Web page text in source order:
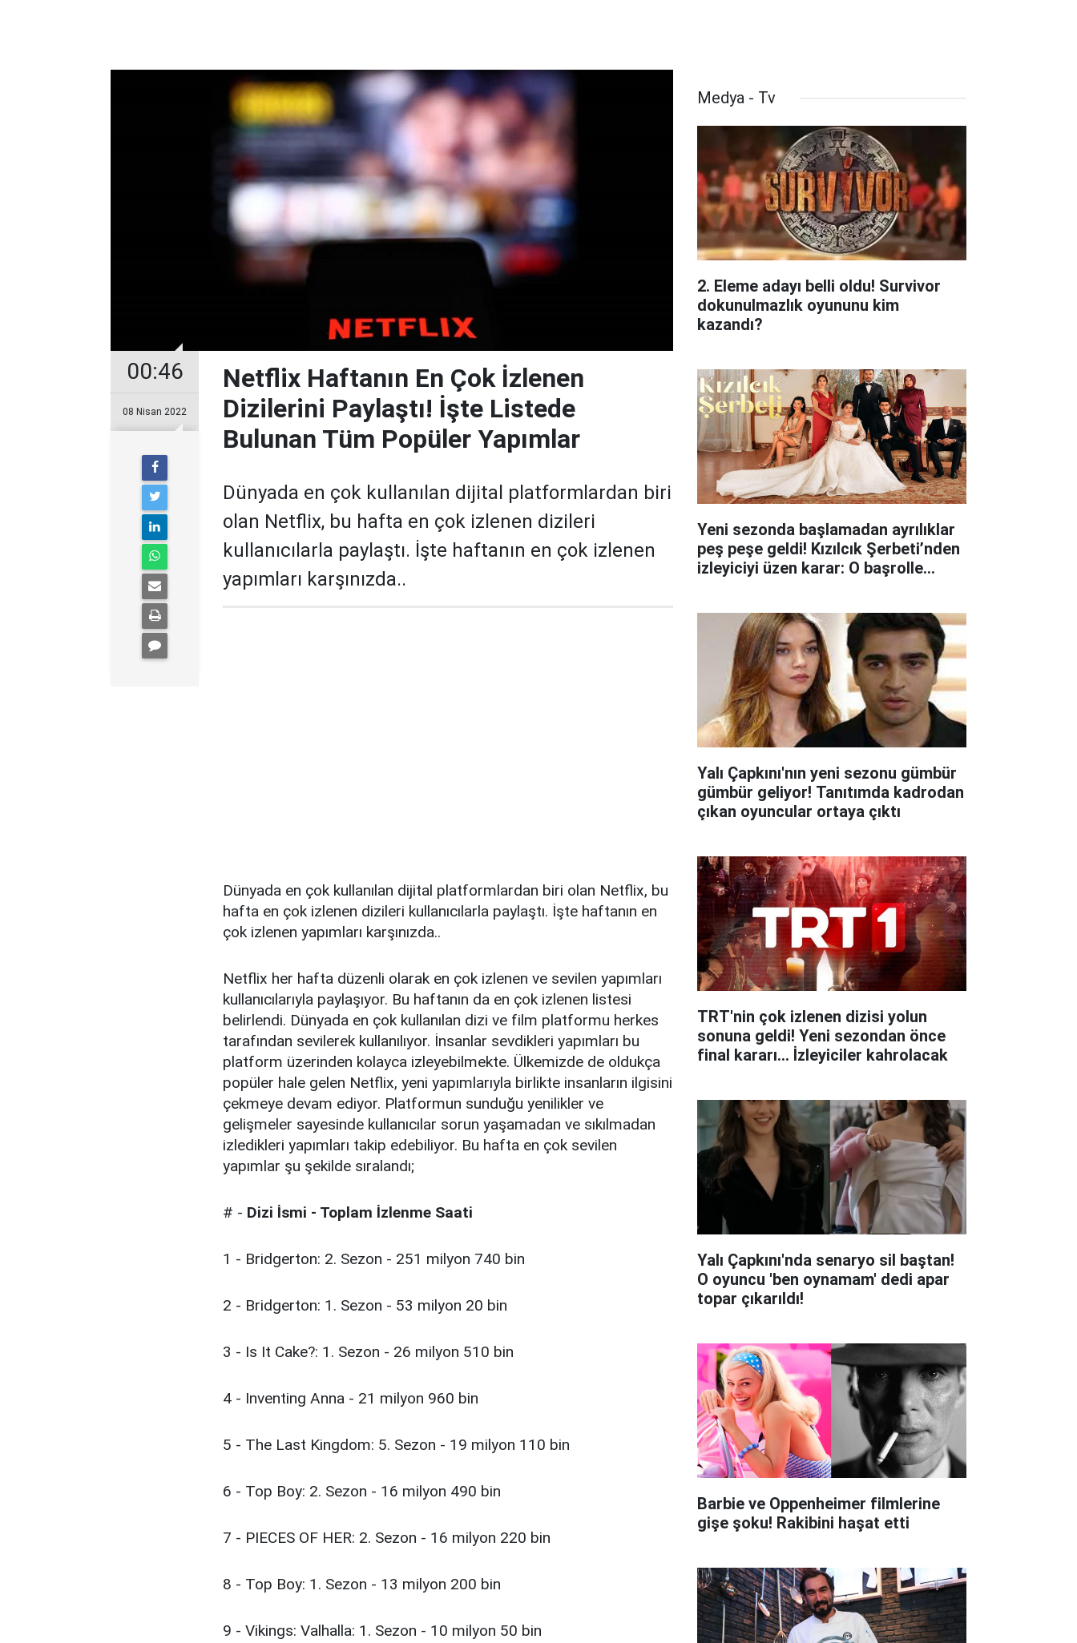
00:46
08 Nisan 2022
Netflix Haftanın En Çok İzlenen
Dizilerini Paylaştı! İşte Listede
Bulunan Tüm Popüler Yapımlar
Dünyada en çok kullanılan dijital platformlardan biri
olan Netflix, bu hafta en çok izlenen dizileri
kullanıcılarla paylaştı. İşte haftanın en çok izlenen
yapımları karşınızda..
Dünyada en çok kullanılan dijital platformlardan biri olan Netflix, bu
hafta en çok izlenen dizileri kullanıcılarla paylaştı. İşte haftanın en
çok izlenen yapımları karşınızda..
Netflix her hafta düzenli olarak en çok izlenen ve sevilen yapımları
kullanıcılarıyla paylaşıyor. Bu haftanın da en çok izlenen listesi
belirlendi. Dünyada en çok kullanılan dizi ve film platformu herkes
tarafından sevilerek kullanılıyor. İnsanlar sevdikleri yapımları bu
platform üzerinden kolayca izleyebilmekte. Ülkemizde de oldukça
popüler hale gelen Netflix, yeni yapımlarıyla birlikte insanların ilgisini
çekmeye devam ediyor. Platformun sunduğu yenilikler ve
gelişmeler sayesinde kullanıcılar sorun yaşamadan ve sıkılmadan
izledikleri yapımları takip edebiliyor. Bu hafta en çok sevilen
yapımlar şu şekilde sıralandı;
# - Dizi İsmi - Toplam İzlenme Saati
1 - Bridgerton: 2. Sezon - 251 milyon 740 bin
2 - Bridgerton: 1. Sezon - 53 milyon 20 bin
3 - Is It Cake?: 1. Sezon - 26 milyon 510 bin
4 - Inventing Anna - 21 milyon 960 bin
5 - The Last Kingdom: 5. Sezon - 19 milyon 110 bin
6 - Top Boy: 2. Sezon - 16 milyon 490 bin
7 - PIECES OF HER: 2. Sezon - 16 milyon 220 bin
8 - Top Boy: 1. Sezon - 13 milyon 200 bin
9 - Vikings: Valhalla: 1. Sezon - 10 milyon 50 bin
Medya - Tv
2. Eleme adayı belli oldu! Survivor
dokunulmazlık oyununu kim
kazandı?
Yeni sezonda başlamadan ayrılıklar
peş peşe geldi! Kızılcık Şerbeti’nden
izleyiciyi üzen karar: O başrolle
Yalı Çapkını'nın yeni sezonu gümbür
gümbür geliyor! Tanıtımda kadrodan
çıkan oyuncular ortaya çıktı
TRT'nin çok izlenen dizisi yolun
sonuna geldi! Yeni sezondan önce
final kararı... İzleyiciler kahrolacak
Yalı Çapkını'nda senaryo sil baştan!
O oyuncu 'ben oynamam' dedi apar
topar çıkarıldı!
Barbie ve Oppenheimer filmlerine
gişe şoku! Rakibini haşat etti